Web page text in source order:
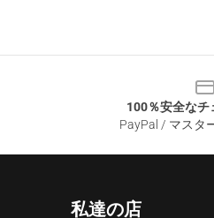
100％安全なチ
PayPal / マスタ
私達の店